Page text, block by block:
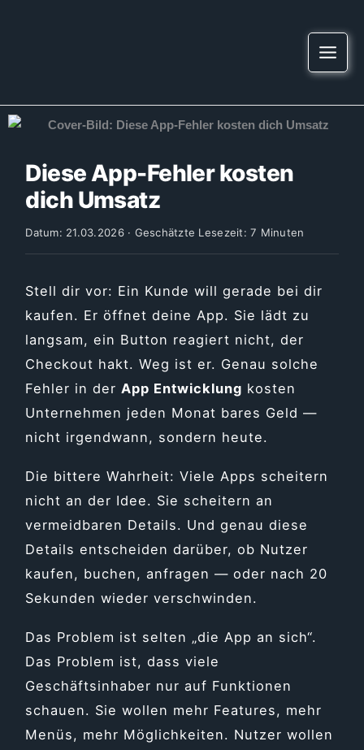
Diese App-Fehler kosten
dich Umsatz
Datum: 21.03.2026 · Geschätzte Lesezeit: 7 Minuten
Stell dir vor: Ein Kunde will gerade bei dir
kaufen. Er öffnet deine App. Sie lädt zu
langsam, ein Button reagiert nicht, der
Checkout hakt. Weg ist er. Genau solche
Fehler in derApp Entwicklung kosten
Unternehmen jeden Monat bares Geld —
nicht irgendwann, sondern heute.
Die bittere Wahrheit: Viele Apps scheitern
nicht an der Idee. Sie scheitern an
vermeidbaren Details. Und genau diese
Details entscheiden darüber, ob Nutzer
kaufen, buchen, anfragen — oder nach 20
Sekunden wieder verschwinden.
Das Problem ist selten „die App an sich“.
Das Problem ist, dass viele
Geschäftsinhaber nur auf Funktionen
schauen. Sie wollen mehr Features, mehr
Menüs, mehr Möglichkeiten. Nutzer wollen